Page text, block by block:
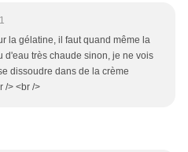
la gélatine, il faut quand même la
d'eau très chaude sinon, je ne vois
dissoudre dans de la crème
/> <br />